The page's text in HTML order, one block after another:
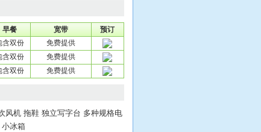
早餐 宽带
预订
含双份
免费提供
含双份
免费提供
含双份 免费提供
风机 拖鞋 独立写字台 多种规格电
冰箱